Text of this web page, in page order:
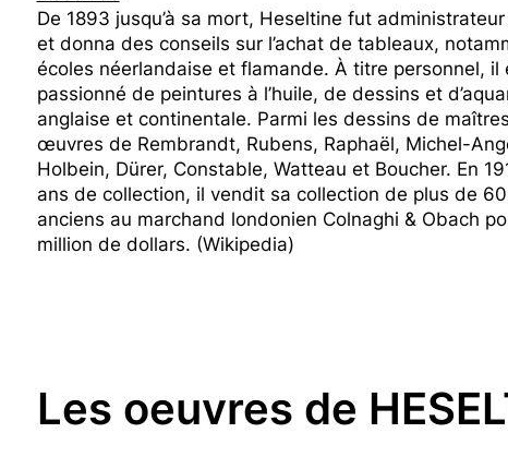
De 1893 jusqu’à sa mort, Heseltine fut
et donna des conseils sur l’achat de tableaux,
écoles néerlandaise et flamande. À titre personnel, il
passionné de peintures à l’huile, de dessins et
anglaise et continentale. Parmi les dessins de
œuvres de Rembrandt, Rubens, Raphaël, Michel-
Holbein, Dürer, Constable, Watteau et Boucher. En
ans de collection, il vendit sa collection de plus de
anciens au marchand londonien Colnaghi & Obach
million de dollars. (Wikipedia)
Les oeuvres de